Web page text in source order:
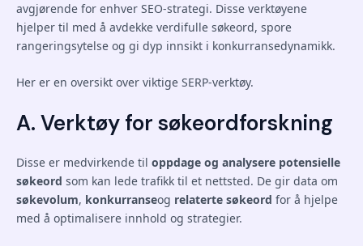
avgjørende for enhver SEO-strategi. Disse verktøyene
hjelper til med å avdekke verdifulle søkeord, spore
rangeringsytelse og gi dyp innsikt i konkurransedynamikk.
Her er en oversikt over viktige SERP-verktøy.
A. Verktøy for søkeordforskning
Disse er medvirkende til oppdage og analysere potensielle
søkeord som kan lede trafikk til et nettsted. De gir data om
søkevolum, konkurranseog relaterte søkeord for å hjelpe
med å optimalisere innhold og strategier.